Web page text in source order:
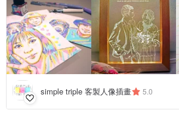
simple triple 客製人像插畫 5.0